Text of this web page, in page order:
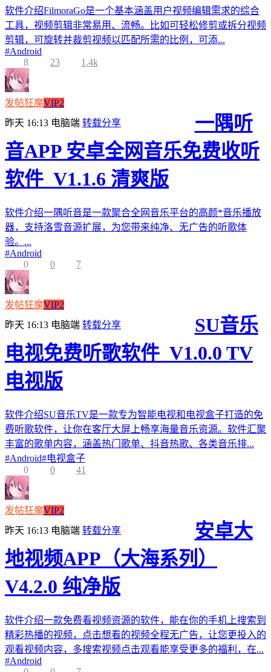
软件介绍FilmoraGo是一个基本涵盖用户视频编辑需求的综合
工具，视频剪辑非常易用、流畅。比如可轻松修剪或拆分视频
剪辑，可旋转并裁剪视频以匹配所需的比例，可添...
#Android
8
23 1.4k
发帖狂魔VIP2
昨天 16:13 电脑端 转载分享
一隅听
音APP 安卓全网音乐免费收听
软件_V1.1.6 清爽版
软件介绍一隅听音是一款聚合全网音乐平台的高颜*音乐播放
器，支持洛雪音源扩展，为您带来纯净、无广告的听歌体
验。...
#Android
0
0 7
发帖狂魔VIP2
昨天 16:13 电脑端 转载分享
SU音乐
电视免费听歌软件_V1.0.0 TV
电视版
软件介绍SU音乐TV是一款专为智能电视和电视盒子打造的免
费听歌软件，让你在客厅大屏上畅享海量音乐资源。软件汇聚
丰富的歌单内容，涵盖热门歌单、抖音热歌、各类音乐排...
#Android#电视盒子
0
0 41
发帖狂魔VIP2
昨天 16:13 电脑端 转载分享
安卓大
地视频APP（大海系列）
V4.2.0 纯净版
软件介绍一款免费看视频资源的软件，能在你的手机上搜索到
精彩热播的视频，点击想看的视频全程无广告，让您更投入的
观看视频内容，多搜索视频点击观看能享受更多的福利，在...
#Android